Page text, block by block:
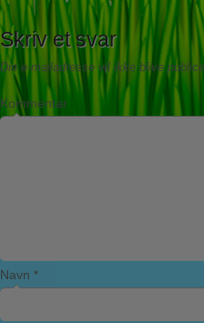
Skriv et svar
Din e-mailadresse vil ikke blive
Kommentar
Navn *